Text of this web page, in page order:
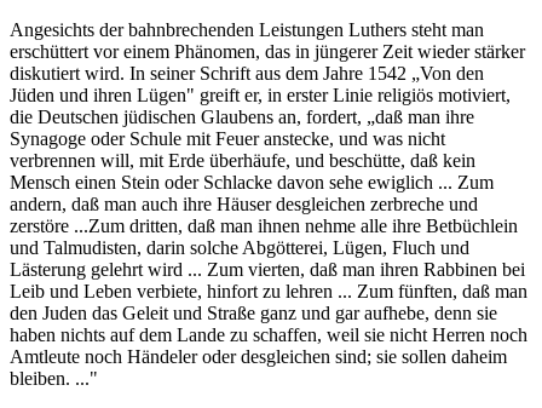
Angesichts der bahnbrechenden Leistungen Luthers steht man
erschüttert vor einem Phänomen, das in jüngerer Zeit wieder stärker
diskutiert wird. In seiner Schrift aus dem Jahre 1542 „Von den
Jüden und ihren Lügen" greift er, in erster Linie religiös motiviert,
die Deutschen jüdischen Glaubens an, fordert, „daß man ihre
Synagoge oder Schule mit Feuer anstecke, und was nicht
verbrennen will, mit Erde überhäufe, und beschütte, daß kein
Mensch einen Stein oder Schlacke davon sehe ewiglich ... Zum
andern, daß man auch ihre Häuser desgleichen zerbreche und
zerstöre ...Zum dritten, daß man ihnen nehme alle ihre Betbüchlein
und Talmudisten, darin solche Abgötterei, Lügen, Fluch und
Lästerung gelehrt wird ... Zum vierten, daß man ihren Rabbinen bei
Leib und Leben verbiete, hinfort zu lehren ... Zum fünften, daß man
den Juden das Geleit und Straße ganz und gar aufhebe, denn sie
haben nichts auf dem Lande zu schaffen, weil sie nicht Herren noch
Amtleute noch Händeler oder desgleichen sind; sie sollen daheim
bleiben. ..."